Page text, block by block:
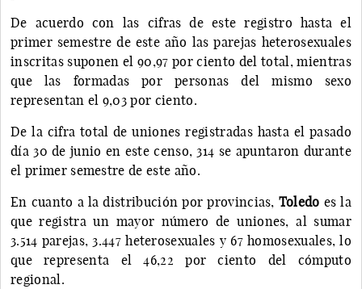
De acuerdo con las cifras de este registro hasta el
primer semestre de este año las parejas heterosexuales
inscritas suponen el 90,97 por ciento del total, mientras
que las formadas por personas del mismo sexo
representan el 9,03 por ciento.
De la cifra total de uniones registradas hasta el pasado
día 30 de junio en este censo, 314 se apuntaron durante
el primer semestre de este año.
En cuanto a la distribución por provincias, Toledo es la
que registra un mayor número de uniones, al sumar
3.514 parejas, 3.447 heterosexuales y 67 homosexuales, lo
que representa el 46,22 por ciento del cómputo
regional.